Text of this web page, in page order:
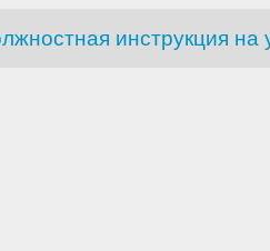
инструкция на